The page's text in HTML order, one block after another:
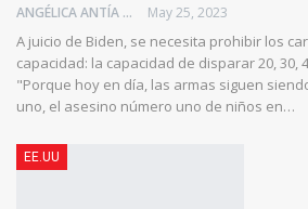
ANGÉLICA ANTÍA AZUAJE May 25, 2023
A juicio de Biden, se necesita prohibir los
capacidad: la capacidad de disparar 20, 30,
"Porque hoy en día, las armas siguen
uno, el asesino número uno de niños en…
EE.UU